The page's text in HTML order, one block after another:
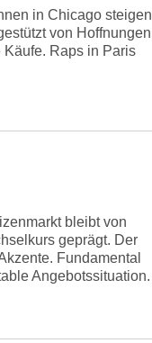
in Chicago steigen
von Hoffnungen
Raps in Paris
bleibt von
geprägt. Der
Fundamental
Angebotssituation.